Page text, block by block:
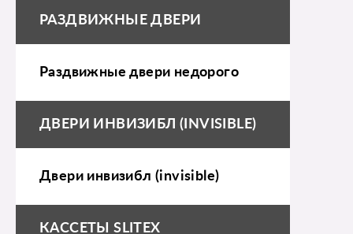
РАЗДВИЖНЫЕ ДВЕРИ
Раздвижные двери недорого
ДВЕРИ ИНВИЗИБЛ (INVISIBLE)
Двери инвизибл (invisible)
КАССЕТЫ SLITEX